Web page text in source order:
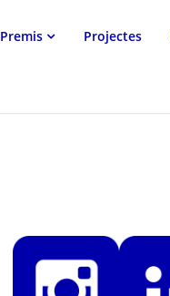
Premis Projectes